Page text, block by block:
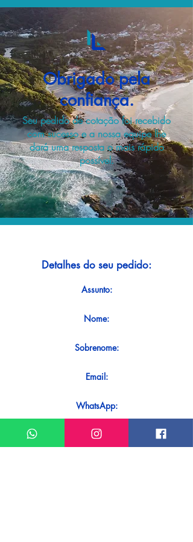
Obrigado pela
confiança.
Seu pedido de cotação foi recebido
com sucesso e a nossa equipe lhe
dará uma resposta o mais rápido
possível.
Detalhes do seu pedido:
Assunto:
Nome:
Sobrenome:
Email:
WhatsApp:
Mensagem: